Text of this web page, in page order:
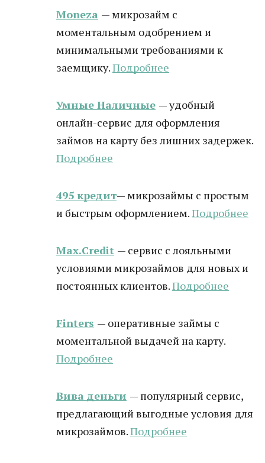
Moneza — микрозайм с
моментальным одобрением и
минимальными требованиями к
заемщику.Подробнее
Умные Наличные — удобный
онлайн-сервис для оформления
займов на карту без лишних задержек.
Подробнее
495 кредит— микрозаймы с простым
и быстрым оформлением.Подробнее
Max.Credit — сервис с лояльными
условиями микрозаймов для новых и
постоянных клиентов.Подробнее
Finters — оперативные займы с
моментальной выдачей на карту.
Подробнее
Вива деньги — популярный сервис,
предлагающий выгодные условия для
микрозаймов.Подробнее